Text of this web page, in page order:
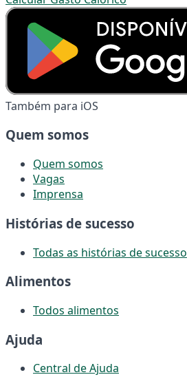
Também para iOS
Quem somos
Quem somos
Vagas
Imprensa
Histórias de sucesso
Todas as histórias de sucesso
Alimentos
Todos alimentos
Ajuda
Central de Ajuda